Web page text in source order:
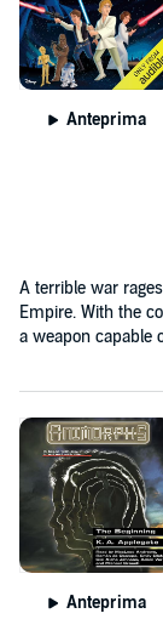
Anteprima
A terrible war
Empire. With the
a weapon capable
Anteprima